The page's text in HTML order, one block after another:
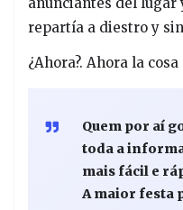
repartía a diestro y
¿Ahora?. Ahora la cosa
Quem por aí
toda a
mais fácil e
A maior festa